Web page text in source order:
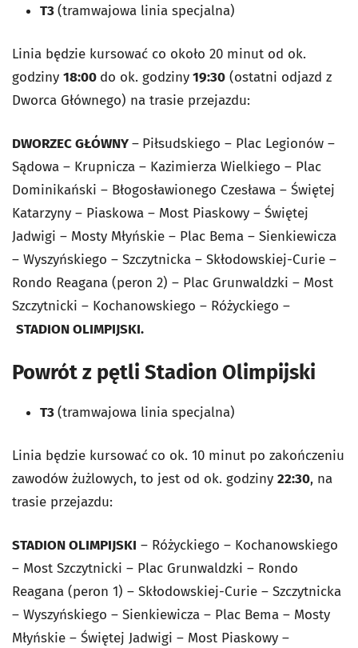
T3(tramwajowa linia specjalna)
Linia będzie kursować co około 20 minut od ok.
godziny 18:00 do ok. godziny19:30 (ostatni odjazd z
Dworca Głównego) na trasie przejazdu:
DWORZEC GŁÓWNY– Piłsudskiego – Plac Legionów –
Sądowa – Krupnicza – Kazimierza Wielkiego – Plac
Dominikański – Błogosławionego Czesława – Świętej
Katarzyny – Piaskowa – Most Piaskowy – Świętej
Jadwigi – Mosty Młyńskie – Plac Bema – Sienkiewicza
– Wyszyńskiego – Szczytnicka – Skłodowskiej-Curie –
Rondo Reagana (peron 2) – Plac Grunwaldzki – Most
Szczytnicki – Kochanowskiego – Różyckiego –
STADION OLIMPIJSKI.
Powrót z pętli Stadion Olimpijski
T3(tramwajowa linia specjalna)
Linia będzie kursować co ok. 10 minut po zakończeniu
zawodów żużlowych, to jest od ok. godziny 22:30, na
trasie przejazdu:
STADION OLIMPIJSKI – Różyckiego – Kochanowskiego
– Most Szczytnicki – Plac Grunwaldzki – Rondo
Reagana (peron 1) – Skłodowskiej-Curie – Szczytnicka
– Wyszyńskiego – Sienkiewicza – Plac Bema – Mosty
Młyńskie – Świętej Jadwigi – Most Piaskowy –